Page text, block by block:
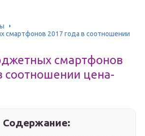
смартфонов 2017 года в соотношении
смартфонов
соотношении цена-
Содержание: